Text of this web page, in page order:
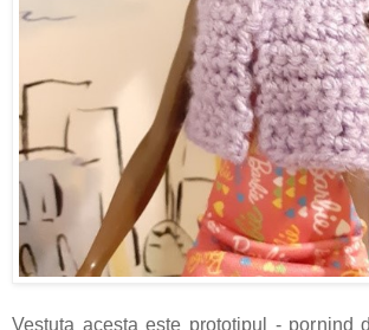
Vestuta acesta este prototipul - pornind